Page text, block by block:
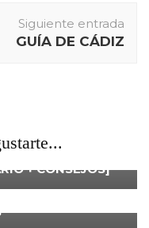
Siguiente entrada
GUÍA DE CÁDIZ
+ CONSEJOS]